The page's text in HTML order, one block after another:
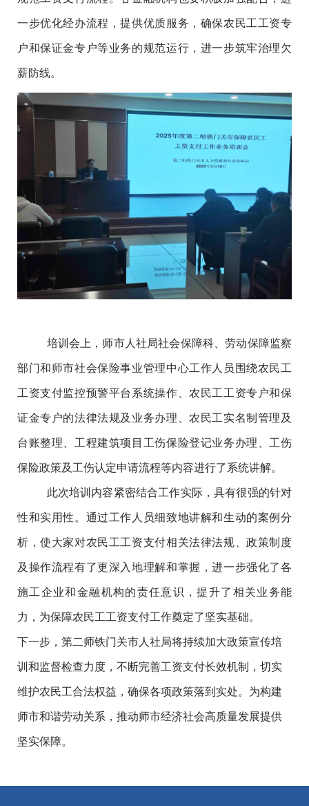
一步优化经办流程，提供优质服务，确保农民工工资专
户和保证金专户等业务的规范运行，进一步筑牢治理欠
薪防线。
培训会上，师市人社局社会保障科、劳动保障监察
部门和师市社会保险事业管理中心工作人员围绕农民工
工资支付监控预警平台系统操作、农民工工资专户和保
证金专户的法律法规及业务办理、农民工实名制管理及
台账整理、工程建筑项目工伤保险登记业务办理、工伤
保险政策及工伤认定申请流程等内容进行了系统讲解。
此次培训内容紧密结合工作实际，具有很强的针对
性和实用性。通过工作人员细致地讲解和生动的案例分
析，使大家对农民工工资支付相关法律法规、政策制度
及操作流程有了更深入地理解和掌握，进一步强化了各
施工企业和金融机构的责任意识，提升了相关业务能
力，为保障农民工工资支付工作奠定了坚实基础。
下一步，第二师铁门关市人社局将持续加大政策宣传培
训和监督检查力度，不断完善工资支付长效机制，切实
维护农民工合法权益，确保各项政策落到实处。为构建
师市和谐劳动关系，推动师市经济社会高质量发展提供
坚实保障。